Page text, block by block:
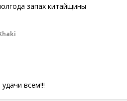
запах китайщины
всем!!!